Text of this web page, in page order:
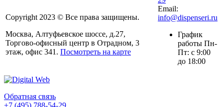
Copyright 2023 © Все права защищены.
Москва, Алтуфьевское шоссе, д.27,
Торгово-офисный центр в Отрадном, 3
этаж, офис 341. Посмотреть на карте
Email:
info@dispenseri.ru
График
работы Пн-
Пт: с 9:00
до 18:00
Обратная связь